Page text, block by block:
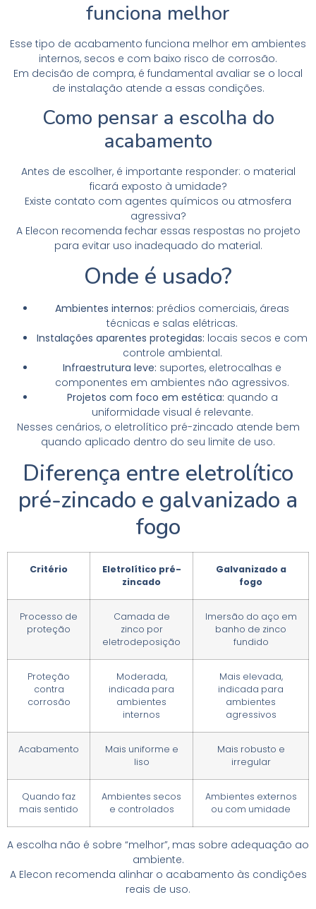
funciona melhor
Esse tipo de acabamento funciona melhor em ambientes
internos, secos e com baixo risco de corrosão.
Em decisão de compra, é fundamental avaliar se o local
de instalação atende a essas condições.
Como pensar a escolha do
acabamento
Antes de escolher, é importante responder: o material
ficará exposto à umidade?
Existe contato com agentes químicos ou atmosfera
agressiva?
A Elecon recomenda fechar essas respostas no projeto
para evitar uso inadequado do material.
Onde é usado?
Ambientes internos: prédios comerciais, áreas
técnicas e salas elétricas.
Instalações aparentes protegidas: locais secos e com
controle ambiental.
Infraestrutura leve: suportes, eletrocalhas e
componentes em ambientes não agressivos.
Projetos com foco em estética: quando a
uniformidade visual é relevante.
Nesses cenários, o eletrolítico pré-zincado atende bem
quando aplicado dentro do seu limite de uso.
Diferença entre eletrolítico
pré-zincado e galvanizado a
fogo
Critério
Eletrolítico pré-
zincado
Galvanizado a
fogo
Processo de
proteção
Camada de
zinco por
eletrodeposição
Imersão do aço em
banho de zinco
fundido
Proteção
contra
corrosão
Moderada,
indicada para
ambientes
internos
Mais elevada,
indicada para
ambientes
agressivos
Acabamento
Mais uniforme e
liso
Mais robusto e
irregular
Quando faz
mais sentido
Ambientes secos
e controlados
Ambientes externos
ou com umidade
A escolha não é sobre “melhor”, mas sobre adequação ao
ambiente.
A Elecon recomenda alinhar o acabamento às condições
reais de uso.